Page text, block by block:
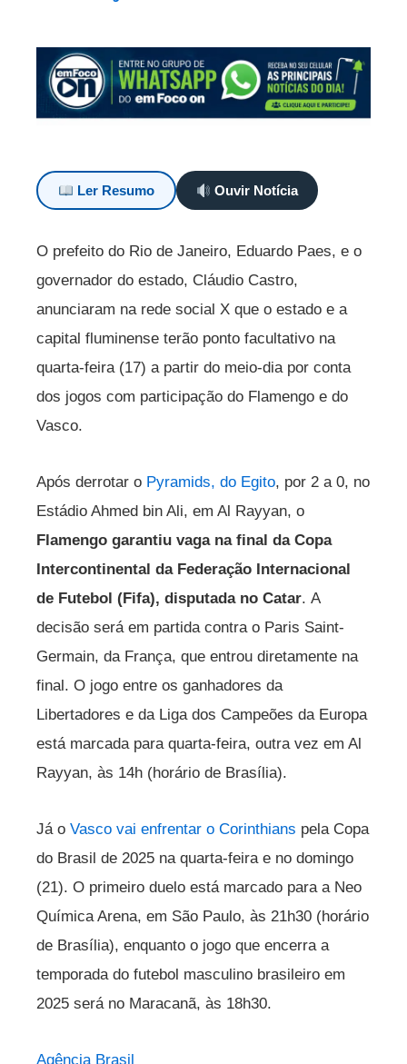
Ler Resumo Ouvir Notícia
O prefeito do Rio de Janeiro, Eduardo Paes, e o
governador do estado, Cláudio Castro,
anunciaram na rede social X que o estado e a
capital fluminense terão ponto facultativo na
quarta-feira (17) a partir do meio-dia por conta
dos jogos com participação do Flamengo e do
Vasco.
Após derrotar o Pyramids, do Egito, por 2 a 0, no
Estádio Ahmed bin Ali, em Al Rayyan, o
Flamengo garantiu vaga na final da Copa
Intercontinental da Federação Internacional
de Futebol (Fifa), disputada no Catar. A
decisão será em partida contra o Paris Saint-
Germain, da França, que entrou diretamente na
final. O jogo entre os ganhadores da
Libertadores e da Liga dos Campeões da Europa
está marcada para quarta-feira, outra vez em Al
Rayyan, às 14h (horário de Brasília).
Já o Vasco vai enfrentar o Corinthians pela Copa
do Brasil de 2025 na quarta-feira e no domingo
(21). O primeiro duelo está marcado para a Neo
Química Arena, em São Paulo, às 21h30 (horário
de Brasília), enquanto o jogo que encerra a
temporada do futebol masculino brasileiro em
2025 será no Maracanã, às 18h30.
Agência Brasil